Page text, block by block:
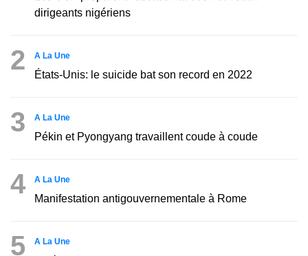
dirigeants nigériens
2 A La Une
États-Unis: le suicide bat son record en 2022
3 A La Une
Pékin et Pyongyang travaillent coude à coude
4 A La Une
Manifestation antigouvernementale à Rome
5 A La Une